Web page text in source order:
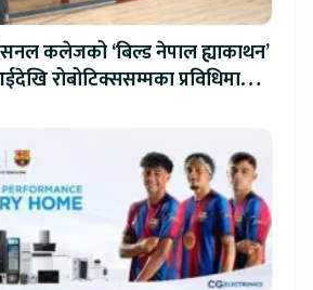
कलेजको ‘बिल्ड नेपाल ह्याकाथन’
रोबोटिक्ससम्मका प्रविधिमा